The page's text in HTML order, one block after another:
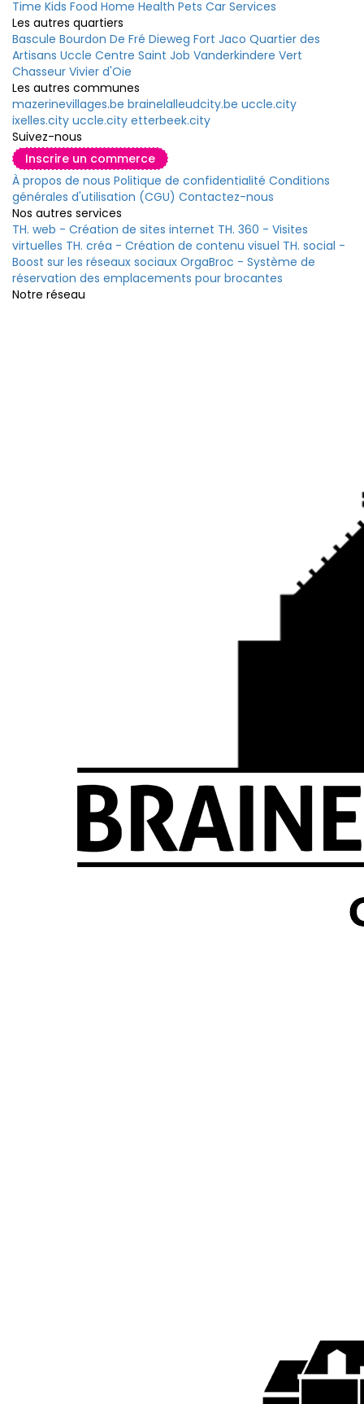
Time Kids Food Home Health Pets Car Services
Les autres quartiers
Bascule Bourdon De Fré Dieweg Fort Jaco Quartier des
Artisans Uccle Centre Saint Job Vanderkindere Vert
Chasseur Vivier d'Oie
Les autres communes
mazerinevillages.be brainelalleudcity.be uccle.city
ixelles.city uccle.city etterbeek.city
Suivez-nous
Inscrire un commerce
À propos de nous Politique de confidentialité Conditions
générales d'utilisation (CGU) Contactez-nous
Nos autres services
TH. web - Création de sites internet TH. 360 - Visites
virtuelles TH. créa - Création de contenu visuel TH. social -
Boost sur les réseaux sociaux OrgaBroc - Système de
réservation des emplacements pour brocantes
Notre réseau